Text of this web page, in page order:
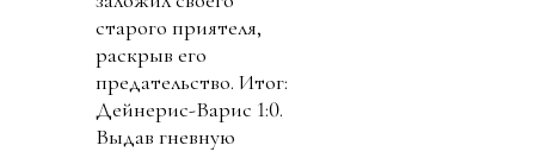
старого приятеля,
раскрыв его
предательство. Итог:
Дейнерис-Варис 1:0.
Выдав гневную